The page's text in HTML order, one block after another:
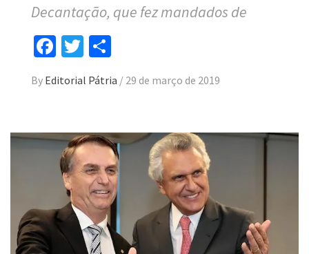
Decantação, que fez mandados de
Facebook
Twitter
By Editorial Pátria / 29 de março de 2019